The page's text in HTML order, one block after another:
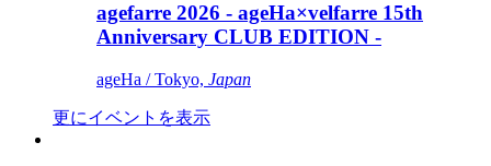
agefarre 2026 - ageHa×velfarre 15th
Anniversary CLUB EDITION -
ageHa / Tokyo, Japan
更にイベントを表示